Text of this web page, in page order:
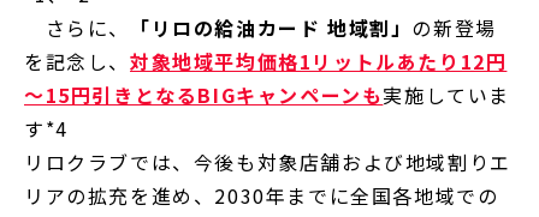
さらに、
「リロの給油カード 地域割」 の新登場
を記念し、 対象地域平均価格1リットルあたり12円
～15円引きとなるBIGキャンペーンも実施していま
す*4
リロクラブでは、今後も対象店舗および地域割りエ
リアの拡充を進め、2030年までに全国各地域での